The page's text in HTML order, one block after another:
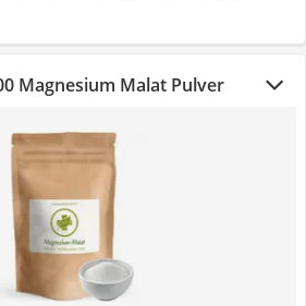
Magnesium Malat Pulver